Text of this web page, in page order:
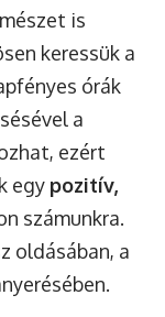
is
keressük a
órák
a
ezért
egy pozitív,
számunkra.
oldásában, a